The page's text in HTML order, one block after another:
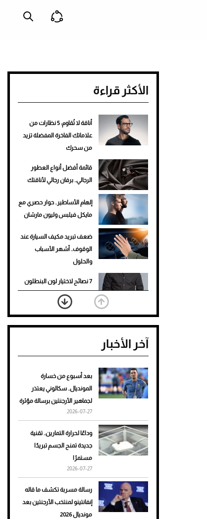
الأكثر قراءة
أناقة لا تُقاوم: 5 نظارات من
علاماتك الفاخرة المفضلة تزيد
من سحرك
قائمة أفضل أنواع العطور
الرجالي.. برفان رجالي لأناقتك
إلهام الأساطير.. حوار حصري مع
مايكل فيلبس وليون مارشان
ضعف تبريد مكيف السيارة عند
الوقوف.. أشهر الأسباب
والحلول
7 نصائح لاختيار لون البنطلون
المناسب للقميص الأسود
نرى المستقبل من خلال
تصميماتنا.. كيف حجزت 1886
تمنحك فخامة استثنائية
هوى الأبطال
أفضل تدريج للشعر الطويل
لإطلالة جريئة وعصرية
للرجال
آخر الأخبار
بعد أسبوع من خسارة
المونديال.. سكالوني يعتذر
لجماهير الأرجنتين برسالة مؤثرة
2026-07-27
وداعًا لحرارة التمارين.. تقنية
جديدة تمنح الجسم تبريدًا
مستمرًا
2026-07-27
رسالة مسربة تكشف ما قاله
إنفانتينو لمنتخب الأرجنتين بعد
مونديال 2026